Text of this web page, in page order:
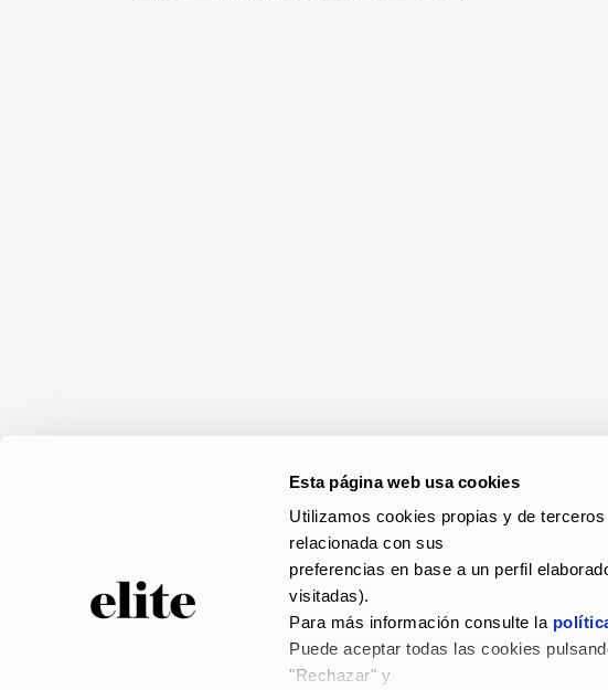
Esta página web usa cookies
Utilizamos cookies propias y de
relacionada con sus
preferencias en base a un perfil
visitadas).
Para más información consulte la
Puede aceptar todas las cookies
"Rechazar" y